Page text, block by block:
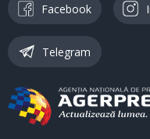
Facebook
Telegram